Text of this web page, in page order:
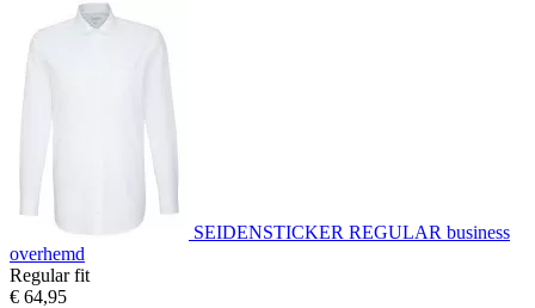
SEIDENSTICKER REGULAR business
overhemd
Regular fit
€ 64,95